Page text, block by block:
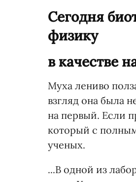
Сегодня
физику
в качестве
Муха лениво
взгляд она была
на первый. Если
который с
ученых.
...В одной из